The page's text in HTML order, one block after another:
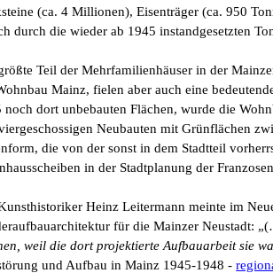
(ca. 4 Millionen), Eisenträger (ca. 950
durch die wieder ab 1945 instandgesetzten
Teil der Mehrfamilienhäuser in der
Mainz, fielen aber auch eine
noch dort unbebauten Flächen, wurde die
Neubauten mit Grünflächen
die von der sonst in dem Stadtteil
in der Stadtplanung der
Heinz Leitermann meinte im
für die Mainzer Neustadt:
weil die dort projektierte Aufbauarbeit sie
und Aufbau in Mainz 1945-1948 -